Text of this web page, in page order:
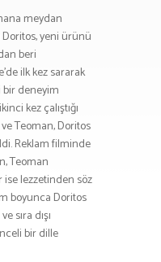
meydan
yeni ürünü
beri
ilk kez sararak
bir deneyim
kez çalıştığı
Teoman, Doritos
Reklam filminde
Teoman
ise lezzetinden söz
boyunca Doritos
sıra dışı
bir dille